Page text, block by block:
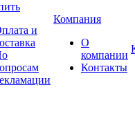
и
Компания
О
компании
Контакты